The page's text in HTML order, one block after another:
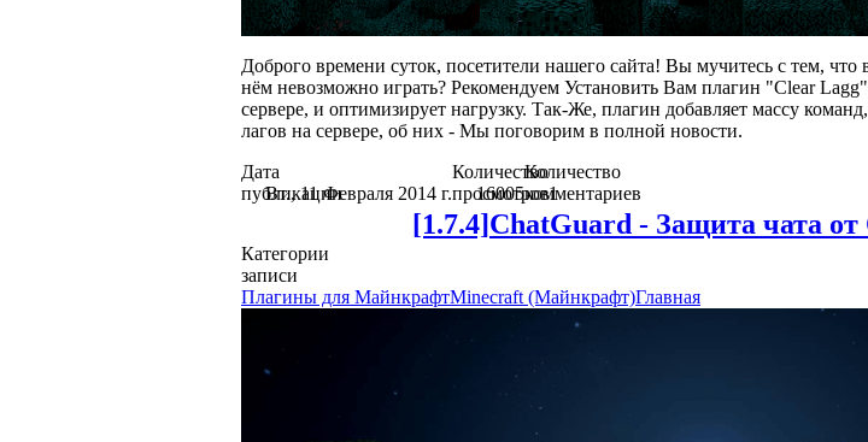
Доброго времени суток, посетители нашего сайта! Вы мучитесь с тем, что
нём невозможно играть? Рекомендуем Установить Вам плагин "Clear
сервере, и оптимизирует нагрузку. Так-Же, плагин добавляет массу
лагов на сервере, об них - Мы поговорим в полной новости.
Дата
публикации
Вт., 11 Февраля 2014 г.
Количество
просмотров
16005
Количество
комментариев
1
[1.7.4]ChatGuard - Защита чата
Категории
записи
Плагины для МайнкрафтMinecraft (Майнкрафт)Главная